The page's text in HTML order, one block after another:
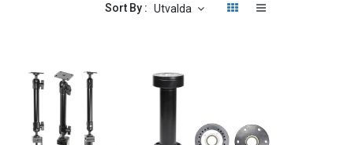
Sort By : Utvalda